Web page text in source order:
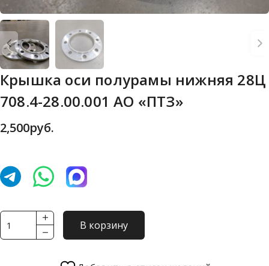
Крышка оси полурамы нижняя 28Ц
708.4-28.00.001 АО «ПТЗ»
2,500руб.
Количество
товара
В корзину